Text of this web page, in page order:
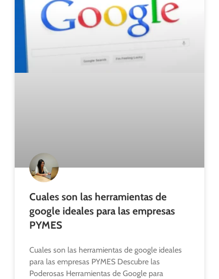
Cuales son las herramientas de
google ideales para las empresas
PYMES
Cuales son las herramientas de google ideales
para las empresas PYMES Descubre las
Poderosas Herramientas de Google para